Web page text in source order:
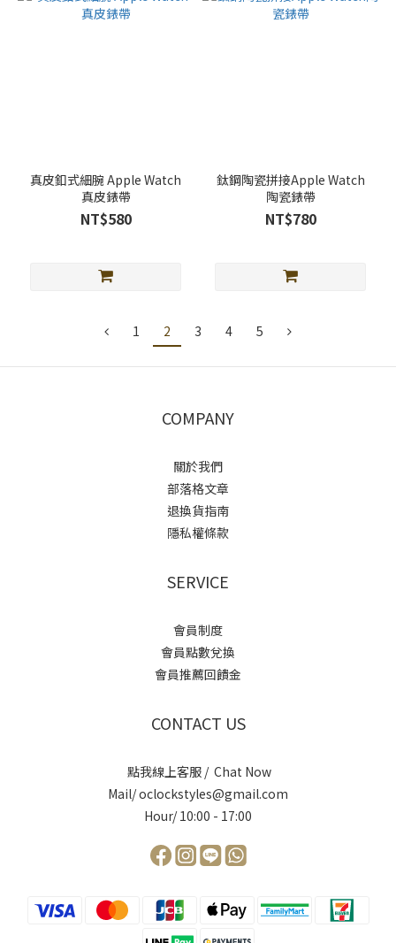
真皮釦式細腕 Apple Watch
真皮錶帶
NT$580
鈦鋼陶瓷拼接Apple Watch
陶瓷錶帶
NT$780
1 2 3 4 5
COMPANY
關於我們
部落格文章
退換貨指南
隱私權條款
SERVICE
會員制度
會員點數兌換
會員推薦回饋金
CONTACT US
點我線上客服 / Chat Now
Mail/ oclockstyles@gmail.com
Hour/ 10:00 - 17:00